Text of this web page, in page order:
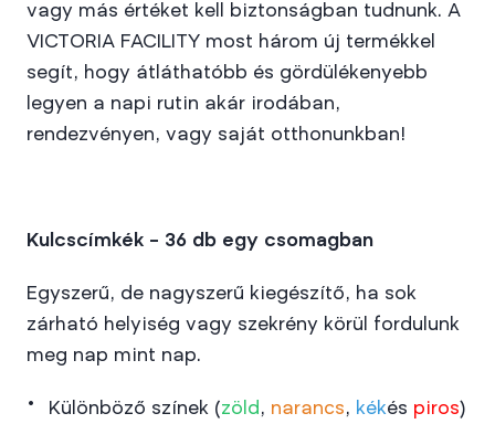
vagy más értéket kell biztonságban tudnunk. A
VICTORIA FACILITY most három új termékkel
segít, hogy átláthatóbb és gördülékenyebb
legyen a napi rutin akár irodában,
rendezvényen, vagy saját otthonunkban!
Kulcscímkék – 36 db egy csomagban
Egyszerű, de nagyszerű kiegészítő, ha sok
zárható helyiség vagy szekrény körül fordulunk
meg nap mint nap.
Különböző színek (zöld , narancs, kékés piros)